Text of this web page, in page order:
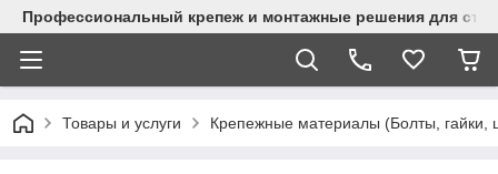
Профессиональный крепеж и монтажные решения для
Товары и услуги Крепежные материалы (Болты, гайки,